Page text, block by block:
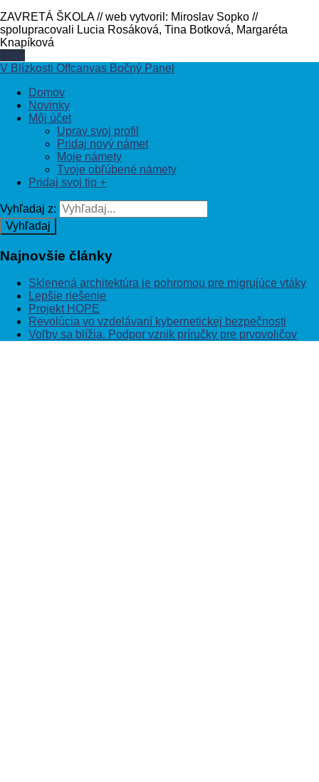
ZAVRETÁ ŠKOLA // web vytvoril: Miroslav Sopko //
spolupracovali Lucia Rosáková, Tina Botková, Margaréta
Knapíková
Hore
V Blízkosti Offcanvas Bočný Panel
Domov
Novinky
Môj účet
Uprav svoj profil
Pridaj nový námet
Moje námety
Tvoje obľúbené námety
Pridaj svoj tip +
Vyhľadaj z:
Vyhľadaj
Najnovšie články
Sklenená architektúra je pohromou pre migrujúce vtáky
Lepšie riešenie
Projekt HOPE
Revolúcia vo vzdelávaní kybernetickej bezpečnosti
Voľby sa blížia. Podpor vznik príručky pre prvovoličov